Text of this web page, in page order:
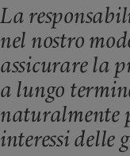
La
nel nostro
assicurare la
a lungo
naturalmente
interessi delle